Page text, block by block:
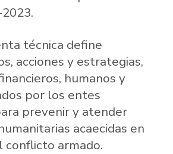
técnica define
acciones y estrategias,
humanos y
por los entes
prevenir y atender
acaecidas en
armado.